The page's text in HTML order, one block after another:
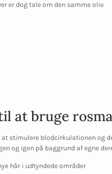
er dog tale om den samme olie
at bruge
stimulere blodcirkulationen og
og igen på baggrund af egne
hår i udtyndede områder